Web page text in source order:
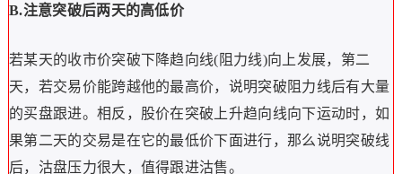
B.注意突破后两天的高低价
若某天的收市价突破下降趋向线(阻力线)向上发展，第二
天，若交易价能跨越他的最高价，说明突破阻力线后有大量
的买盘跟进。相反，股价在突破上升趋向线向下运动时，如
果第二天的交易是在它的最低价下面进行，那么说明突破线
后，沽盘压力很大，值得跟进沽售。